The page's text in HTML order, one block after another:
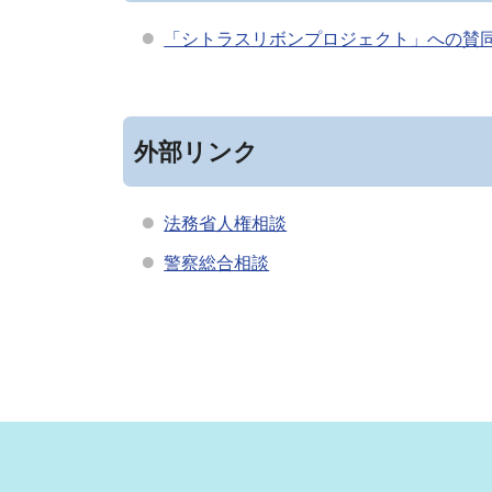
「シトラスリボンプロジェクト」への賛
外部リンク
法務省人権相談
警察総合相談